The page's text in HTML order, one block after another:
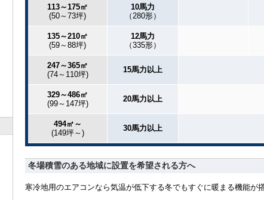
113～175㎡
(50～73坪)
10馬力
（280形）
135～210㎡
(59～88坪)
12馬力
（335形）
247～365㎡
(74～110坪)
15馬力以上
329～486㎡
(99～147坪)
20馬力以上
494㎡～
(149坪～)
30馬力以上
冬場積雪のある地域に設置を希望される方へ
寒冷地用のエアコンなら気温が低下する冬でもすぐに暖まる機能が